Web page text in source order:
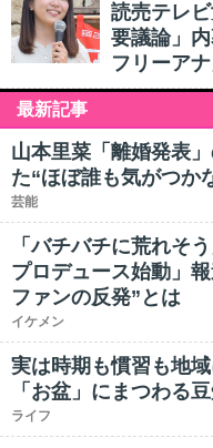
読売テレ
要議論」
フリーア
最新記事
山本里菜「離婚発表
た“ほぼ誰も気がつか
芸能
「バチバチに荒れそ
プロデュース始動」
ファンの反発”とは
イケメン
実は時期も慣習も地
「お盆」にまつわる
ライフ